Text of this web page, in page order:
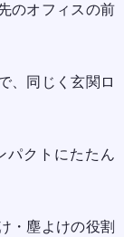
のオフィスの前
、同じく玄関ロ
パクトにたたん
・塵よけの役割